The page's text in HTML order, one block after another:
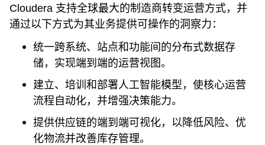
Cloudera 支持全球最大的制造商转变运营方式，并
通过以下方式为其业务提供可操作的洞察力：
统一跨系统、站点和功能间的分布式数据存
储，实现端到端的运营视图。
建立、培训和部署人工智能模型，使核心运营
流程自动化，并增强决策能力。
提供供应链的端到端可视化，以降低风险、优
化物流并改善库存管理。